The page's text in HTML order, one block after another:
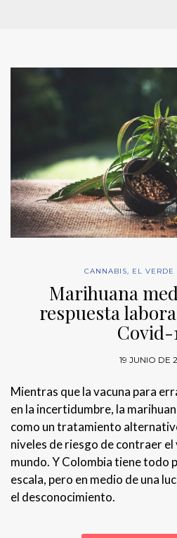
CANNABIS, EL VERDE
Marihuana
respuesta
Covid-
19 JUNIO DE
Mientras que la vacuna para
en la incertidumbre, la
como un tratamiento
niveles de riesgo de contraer el
mundo. Y Colombia tiene todo
escala, pero en medio de una
el desconocimiento.